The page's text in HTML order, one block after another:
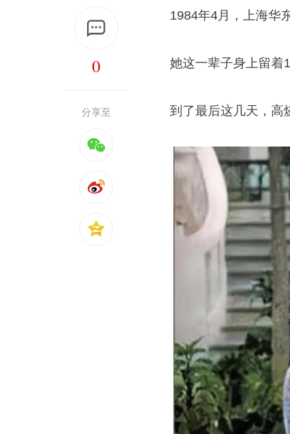
0
分享至
1984年4月，上海华
她这一辈子身上留着
到了最后这几天，高